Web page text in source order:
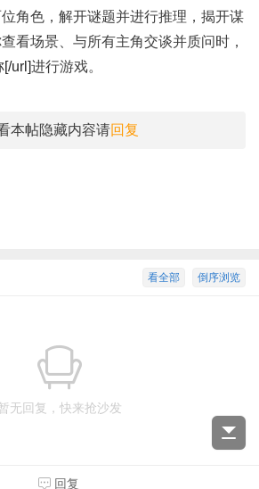
角色，解开谜题并进行推理，揭开谋
看场景、与所有主角交谈并质问时，
[/url]进行游戏。
本帖隐藏内容请回复
倒序浏览
看全部
无回复，快来抢沙发
回复